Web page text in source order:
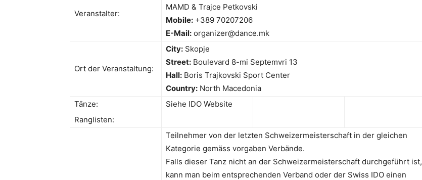
Veranstalter:
MAMD & Trajce Petkovski
Mobile: +389 70207206
E-Mail: organizer@dance.mk
Ort der Veranstaltung:
City: Skopje
Street: Boulevard 8-mi Septemvri 13
Hall: Boris Trajkovski Sport Center
Country: North Macedonia
Tänze:
Siehe IDO Website
Ranglisten:
Teilnehmer von der letzten Schweizermeisterschaft in der gleichen
Kategorie gemäss vorgaben Verbände.
Falls dieser Tanz nicht an der Schweizermeisterschaft durchgeführt ist,
kann man beim entsprechenden Verband oder der Swiss IDO einen